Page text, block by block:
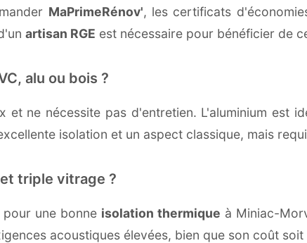
MaPrimeRénov', les certificats
artisan RGE est nécessaire pour bénéficier de
alu ou bois ?
ne nécessite pas d'entretien. L'aluminium est
isolation et un aspect classique, mais
triple vitrage ?
une bonne isolation thermique à Miniac-
acoustiques élevées, bien que son coût soit